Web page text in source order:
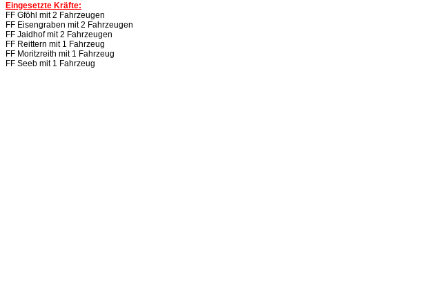
Eingesetzte Kräfte:
FF Gföhl mit 2 Fahrzeugen
FF Eisengraben mit 2 Fahrzeugen
FF Jaidhof mit 2 Fahrzeugen
FF Reittern mit 1 Fahrzeug
FF Moritzreith mit 1 Fahrzeug
FF Seeb mit 1 Fahrzeug